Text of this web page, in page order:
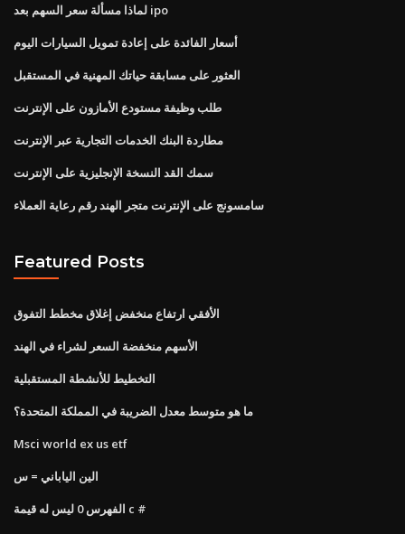
لماذا مسألة سعر السهم بعد ipo
أسعار الفائدة على إعادة تمويل السيارات اليوم
العثور على مسابقة حياتك المهنية في المستقبل
طلب وظيفة مستودع الأمازون على الإنترنت
مطاردة البنك الخدمات التجارية عبر الإنترنت
سمك القد النسخة الإنجليزية على الإنترنت
سامسونج على الإنترنت متجر الهند رقم رعاية العملاء
Featured Posts
الأفقي ارتفاع منخفض إغلاق مخطط التفوق
الأسهم منخفضة السعر لشراء في الهند
التخطيط للأنشطة المستقبلية
ما هو متوسط ​​معدل الضريبة في المملكة المتحدة؟
Msci world ex us etf
الين الياباني = س
الفهرس 0 ليس له قيمة c #